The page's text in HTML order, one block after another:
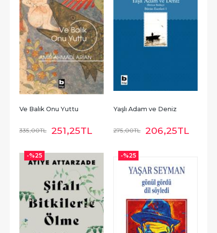
Ve Balık Onu Yuttu
335,00TL 251,25TL
Yaşlı Adam ve Deniz
275,00TL 206,25TL
-%25 -%25